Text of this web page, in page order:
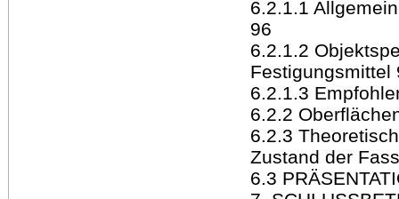
6.2.1.1
96
6.2.1.2
Festigungsmittel
6.2.1.3
6.2.2
6.2.3
Zustand der
6.3